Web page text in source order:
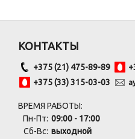
КОНТАКТЫ
+375 (21) 475-89-89
+375 (33) 315-03-03
ВРЕМЯ РАБОТЫ:
Пн-Пт: 09:00 - 17:00
Сб-Вс: выходной